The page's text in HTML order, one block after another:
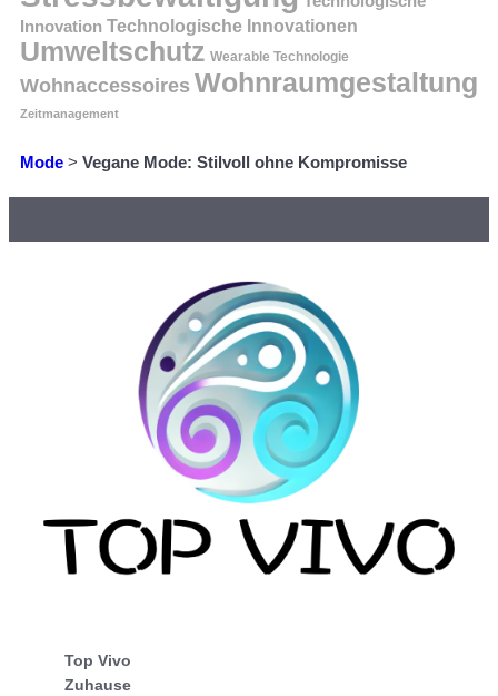
Innovation Technologische Innovationen
Umweltschutz Wearable Technologie
Wohnaccessoires Wohnraumgestaltung
Zeitmanagement
Mode > Vegane Mode: Stilvoll ohne Kompromisse
Top Vivo
Zuhause